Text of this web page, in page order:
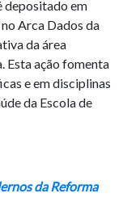
depositado em
Arca Dados da
da área
Esta ação fomenta
e em disciplinas
da Escola de
da Reforma